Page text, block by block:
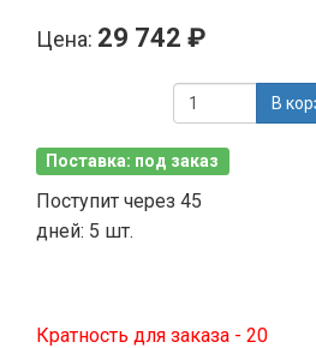
Цена: 29 742 ₽
В
Поставка: под заказ
Поступит через 45
дней: 5 шт.
Кратность для заказа - 20